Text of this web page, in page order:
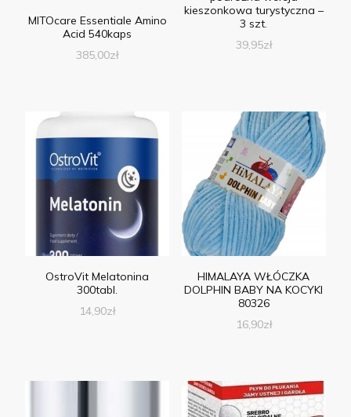
MITOcare Essentiale Amino
Acid 540kaps
385,00zł
kieszonkowa turystyczna –
3 szt.
39,95zł
OstroVit Melatonina
300tabl.
14,90zł
HIMALAYA WŁÓCZKA
DOLPHIN BABY NA KOCYKI
80326
16,90zł